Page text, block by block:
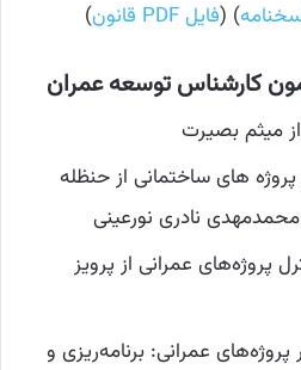
) (فایل PDF قانون )
کارشناس توسعه عمران
میثم بصیرت
های ساختمانی از حنظله
نادری نورعینی
پروژه‌های عمرانی از پرویز
عمرانی: برنامه‌ریزی و